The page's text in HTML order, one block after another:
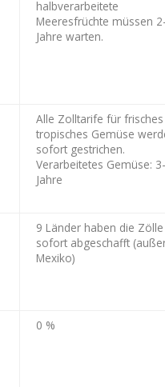
halbverarbeitete
Meeresfrüchte müssen
Jahre warten.
Alle Zolltarife für frisches
tropisches Gemüse
sofort gestrichen.
Verarbeitetes Gemüse:
Jahre
9 Länder haben die Zölle
sofort abgeschafft
Mexiko)
0 %